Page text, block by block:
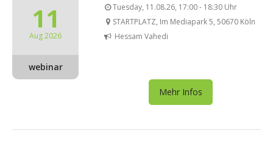
11
Aug 2026
webinar
Tuesday, 11.08.26, 17:00 - 18:30 Uhr
STARTPLATZ, Im Mediapark 5, 50670 Köln
Hessam Vahedi
Mehr Infos